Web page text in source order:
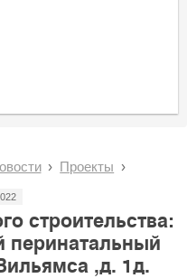
Проекты
строительства:
перинатальный
,д. 1д.